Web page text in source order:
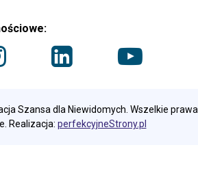
Szansa dla Niewidomych. Wszelkie prawa
Realizacja: perfekcyjneStrony.pl